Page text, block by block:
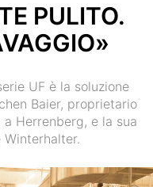
PULITO.
UF è la soluzione
Baier, proprietario
Herrenberg, e la sua